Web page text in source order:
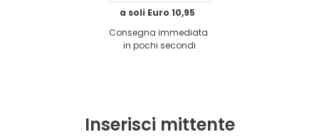
a soli Euro 10,95
Consegna immediata
in pochi secondi
Inserisci mittente